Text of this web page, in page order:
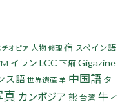
チオピア 人物 修理 宿 スペイン語
イラン LCC 下痢 Gigazine
ス語 世界遺産 羊 中国語 タ
真 カンボジア 熊 台湾 牛 イ